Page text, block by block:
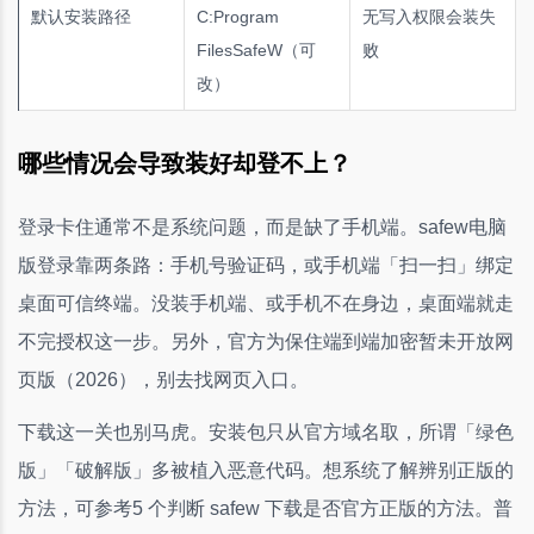
默认安装路径
C:Program
FilesSafeW（可
改）
无写入权限会装失
败
哪些情况会导致装好却登不上？
登录卡住通常不是系统问题，而是缺了手机端。safew电脑
版登录靠两条路：手机号验证码，或手机端「扫一扫」绑定
桌面可信终端。没装手机端、或手机不在身边，桌面端就走
不完授权这一步。另外，官方为保住端到端加密暂未开放网
页版（2026），别去找网页入口。
下载这一关也别马虎。安装包只从官方域名取，所谓「绿色
版」「破解版」多被植入恶意代码。想系统了解辨别正版的
方法，可参考5 个判断 safew 下载是否官方正版的方法。普